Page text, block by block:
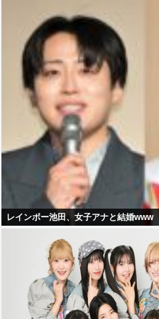
レインボー池田、女子アナと結婚www